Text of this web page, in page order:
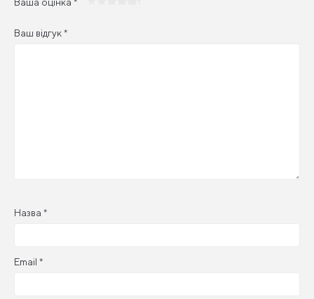
Ваша оцінка *
Ваш відгук*
Назва *
Email *